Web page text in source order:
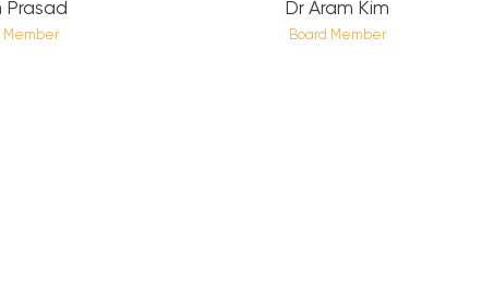
Prasad
Member
Dr Aram Kim
Board Member